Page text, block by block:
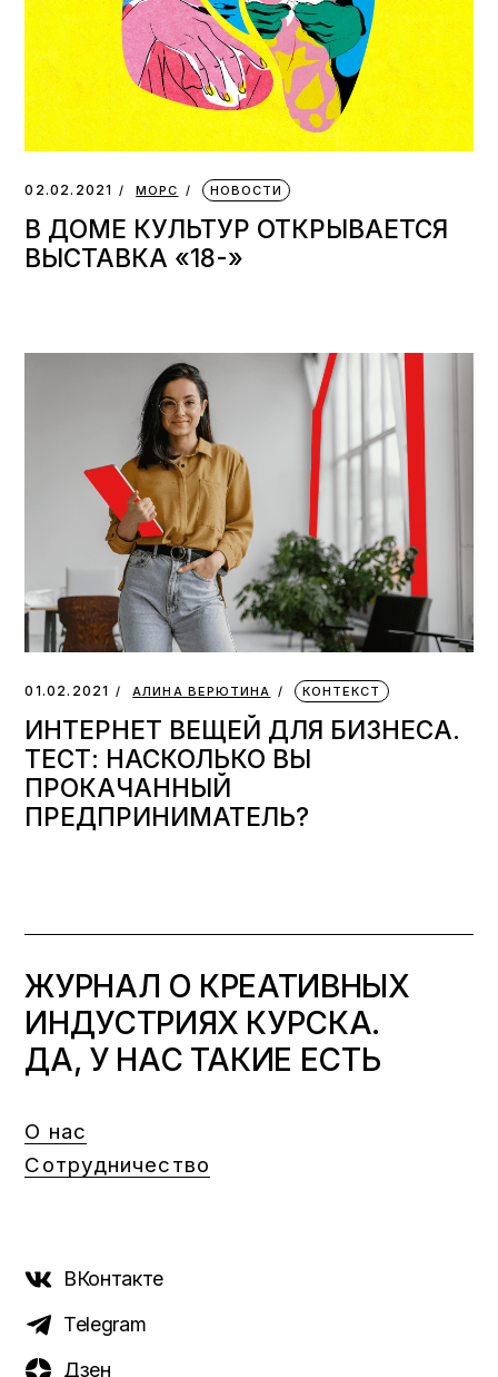
02.02.2021 МОРС НОВОСТИ
В ДОМЕ КУЛЬТУР ОТКРЫВАЕТСЯ
ВЫСТАВКА «18-»
01.02.2021 АЛИНА ВЕРЮТИНА КОНТЕКСТ
ИНТЕРНЕТ ВЕЩЕЙ ДЛЯ БИЗНЕСА.
ТЕСТ: НАСКОЛЬКО ВЫ
ПРОКАЧАННЫЙ
ПРЕДПРИНИМАТЕЛЬ?
ЖУРНАЛ О КРЕАТИВНЫХ
ИНДУСТРИЯХ КУРСКА.
ДА, У НАС ТАКИЕ ЕСТЬ
О нас
Сотрудничество
ВКонтакте
Telegram
Дзен